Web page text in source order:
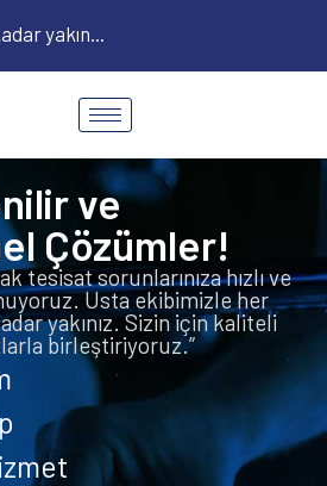
lefo kadar yakın...
ve
Çözümler!
tesisat sorunlarınıza hızlı ve
Usta ekibimizle her
yakınız. Sizin için kaliteli
birleştiriyoruz.”